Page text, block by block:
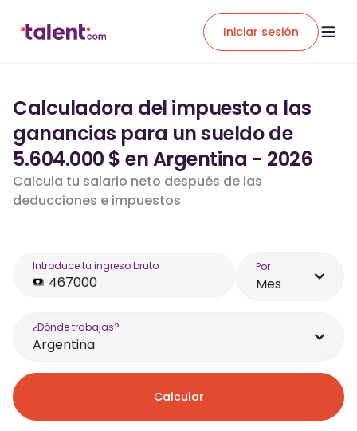
Iniciar sesión
Calculadora del impuesto a las
ganancias para un sueldo de
5.604.000 $ en Argentina - 2026
Calcula tu salario neto después de las
deducciones e impuestos
Introduce tu ingreso bruto Por
Mes
¿Dónde trabajas?
Argentina
Calcular